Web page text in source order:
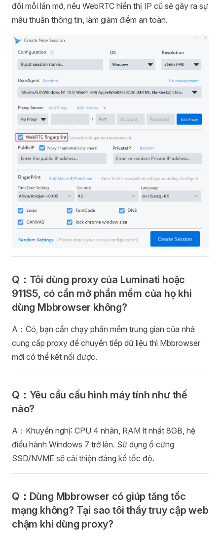
đổi mỗi lần mở, nếu WebRTC hiển thị IP cũ sẽ gây ra sự
mâu thuẫn thông tin, làm giảm điểm an toàn.
Q：Tôi dùng proxy của Luminati hoặc
911S5, có cần mở phần mềm của họ khi
dùng Mbbrowser không?
A：Có, bạn cần chạy phần mềm trung gian của nhà
cung cấp proxy để chuyển tiếp dữ liệu thì Mbbrowser
mới có thể kết nối được.
Q：Yêu cầu cấu hình máy tính như thế
nào?
A：Khuyến nghị: CPU 4 nhân, RAM ít nhất 8GB, hệ
điều hành Windows 7 trở lên. Sử dụng ổ cứng
SSD/NVME sẽ cải thiện đáng kể tốc độ.
Q：Dùng Mbbrowser có giúp tăng tốc
mạng không? Tại sao tôi thấy truy cập web
chậm khi dùng proxy?